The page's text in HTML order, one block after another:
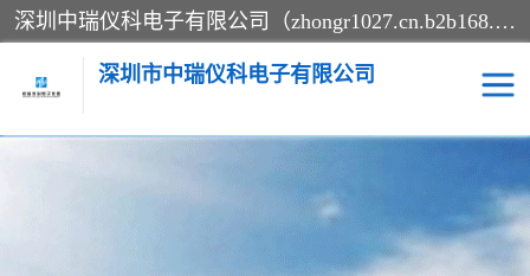
深圳中瑞仪科电子有限公司（zhongr1027.cn.b2b168.com）主要从事回收二手仪器，工厂仪器，回收示波器，KeysightE4980A，FLUKE754，MT8852B，IFR3920，Agilent N4010A，MT8852B等业务，全国统一热线：13570873835。深圳中瑞仪科电子有限公司整批或单出，专业评估高价回收工厂闲置仪器。
深圳市中瑞仪科电子有限公司
测试仪
信号发生器